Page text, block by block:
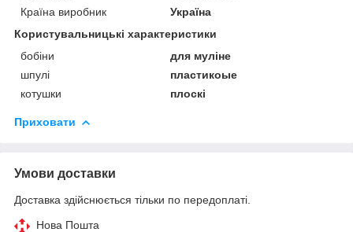
Країна виробник
Україна
Користувальницькі характеристики
бобіни
для муліне
шпулі
пластикоые
котушки
плоскі
Приховати
Умови доставки
Доставка здійснюється тільки по передоплаті.
Нова Пошта